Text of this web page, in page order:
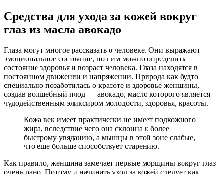
Средства для ухода за кожей вокруг
глаз из масла авокадо
Глаза могут многое рассказать о человеке. Они выражают
эмоциональное состояние, по ним можно определить
состояние здоровья и возраст человека. Глаза находятся в
постоянном движении и напряжении. Природа как будто
специально позаботилась о красоте и здоровье женщины,
создав волшебный плод — авокадо, масло которого является
чудодейственным эликсиром молодости, здоровья, красоты.
Кожа век имеет практически не имеет подкожного
жира, вследствие чего она склонна к более
быстрому увяданию, а мышцы в этой зоне слабые,
что еще больше способствует старению.
Как правило, женщина замечает первые морщины вокруг глаз
очень рано. Потому и начинать уход за кожей следует как